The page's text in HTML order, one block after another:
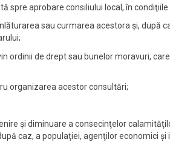
spre aprobare consiliului local, în condiţiile
sau curmarea acestora şi, după
ordinii de drept sau bunelor moravuri,
organizarea acestor consultări;
şi diminuare a consecinţelor
caz, a populaţiei, agenţilor economici